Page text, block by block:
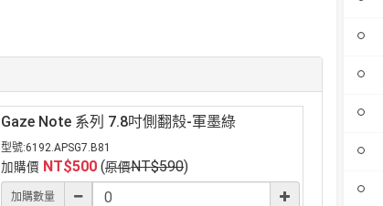
Gaze Note 系列 7.8吋側翻殼-軍墨綠
型號:6192.APSG7.B81
加購價 NT$500 (原價NT$590)
加購數量